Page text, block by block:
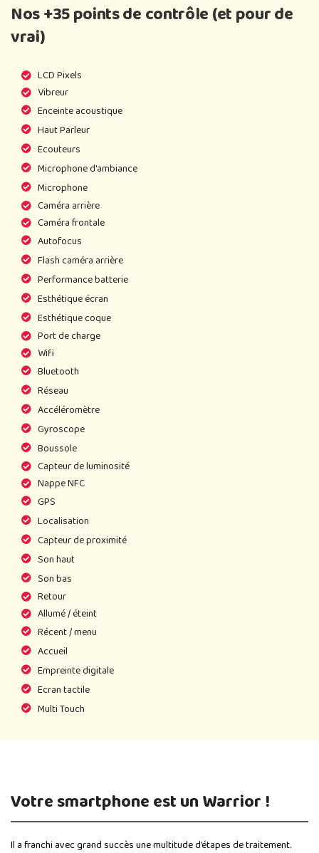
Nos +35 points de contrôle (et pour de
vrai)
LCD Pixels
Vibreur
Enceinte acoustique
Haut Parleur
Ecouteurs
Microphone d'ambiance
Microphone
Caméra arrière
Caméra frontale
Autofocus
Flash caméra arrière
Performance batterie
Esthétique écran
Esthétique coque
Port de charge
Wifi
Bluetooth
Réseau
Accéléromètre
Gyroscope
Boussole
Capteur de luminosité
Nappe NFC
GPS
Localisation
Capteur de proximité
Son haut
Son bas
Retour
Allumé / éteint
Récent / menu
Accueil
Empreinte digitale
Ecran tactile
Multi Touch
Votre smartphone est un Warrior !
Il a franchi avec grand succès une multitude d’étapes de traitement.